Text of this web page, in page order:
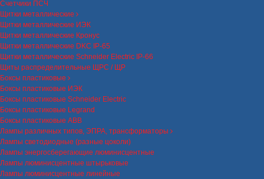
Счетчики ПСЧ
Щитки металлические
Щитки металлические ИЭК
Щитки металлические Кронус
Щитки металлические DKC IP-65
Щитки металлические Schneider Electric IP-66
Щиты распределительные ЩРС / ЩР
Боксы пластиковые
Боксы пластиковые ИЭК
Боксы пластиковые Schneider Electric
Боксы пластиковые Legrand
Боксы пластиковые ABB
Лампы различных типов, ЭПРА, трансформаторы
Лампы светодиодные (разные цоколи)
Лампы энергосберегающие люминисцентные
Лампы люминисцентные штырьковые
Лампы люминисцентные линейные